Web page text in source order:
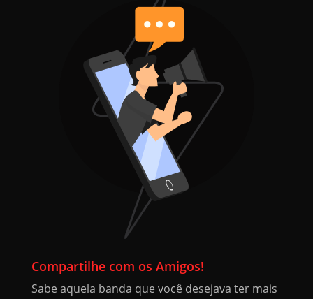
Compartilhe com os Amigos!
Sabe aquela banda que você desejava ter mais